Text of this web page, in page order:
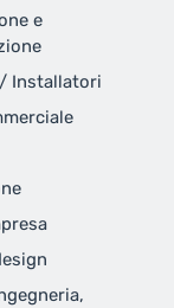
e
Installatori